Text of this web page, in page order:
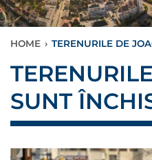
HOME › TERENURILE DE
SUNT